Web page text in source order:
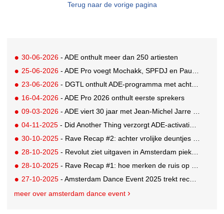
Terug naar de vorige pagina
30-06-2026 - ADE onthult meer dan 250 artiesten
25-06-2026 - ADE Pro voegt Mochakk, SPFDJ en Paul Hartnoll toe aan jubileum line-up
23-06-2026 - DGTL onthult ADE-programma met acht shows op twee locaties
16-04-2026 - ADE Pro 2026 onthult eerste sprekers
09-03-2026 - ADE viert 30 jaar met Jean-Michel Jarre als eregast
04-11-2025 - Did Another Thing verzorgt ADE-activaties Dolby en Thuisbezorgd
30-10-2025 - Rave Recap #2: achter vrolijke deuntjes schuilen serieuze woorden
28-10-2025 - Revolut ziet uitgaven in Amsterdam pieken tijdens ADE
28-10-2025 - Rave Recap #1: hoe merken de ruis op social media doorbreken
27-10-2025 - Amsterdam Dance Event 2025 trekt recordaantal bezoekers
meer over amsterdam dance event